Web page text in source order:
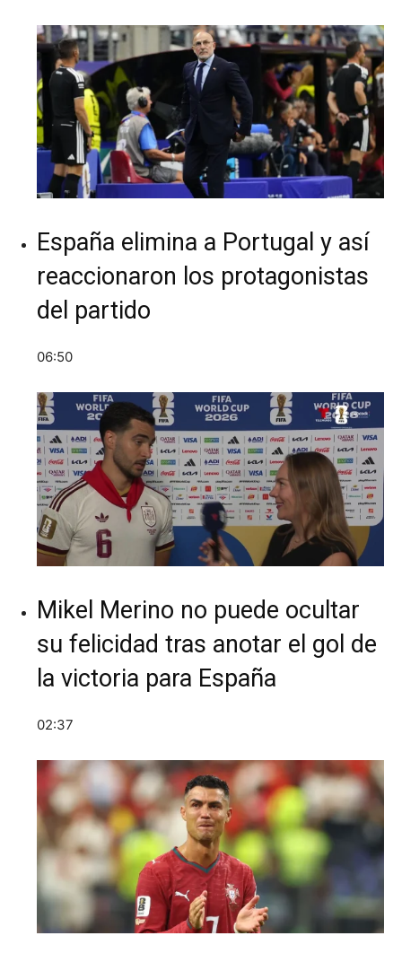
España elimina a Portugal y así
reaccionaron los protagonistas
del partido
06:50
Mikel Merino no puede ocultar
su felicidad tras anotar el gol de
la victoria para España
02:37